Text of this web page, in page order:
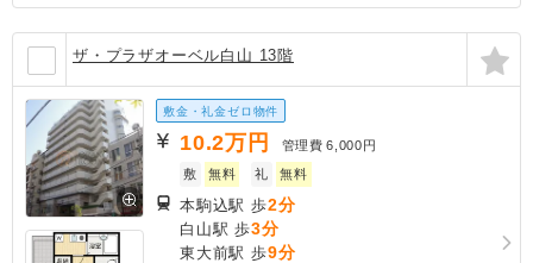
ザ・プラザオーベル白山 13階
敷金・礼金ゼロ物件
10.2万円 管理費 6,000円
敷
無料 礼 無料
本駒込駅 歩2分
白山駅 歩3分
東大前駅 歩9分